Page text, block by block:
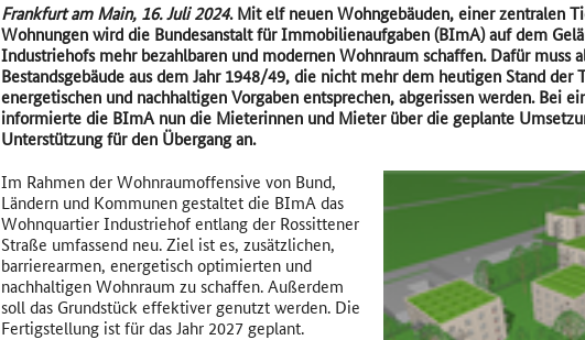
Frankfurt am Main, 16. Juli 2024. Mit elf neuen Wohngebäuden, einer zentralen
Wohnungen wird die Bundesanstalt für Immobilienaufgaben (BImA) auf dem
Industriehofs mehr bezahlbaren und modernen Wohnraum schaffen. Dafür muss
Bestandsgebäude aus dem Jahr 1948/49, die nicht mehr dem heutigen Stand der
energetischen und nachhaltigen Vorgaben entsprechen, abgerissen werden. Bei
informierte die BImA nun die Mieterinnen und Mieter über die geplante
Unterstützung für den Übergang an.
Im Rahmen der Wohnraumoffensive von Bund,
Ländern und Kommunen gestaltet die BImA das
Wohnquartier Industriehof entlang der Rossittener
Straße umfassend neu. Ziel ist es, zusätzlichen,
barrierearmen, energetisch optimierten und
nachhaltigen Wohnraum zu schaffen. Außerdem
soll das Grundstück effektiver genutzt werden. Die
Fertigstellung ist für das Jahr 2027 geplant.